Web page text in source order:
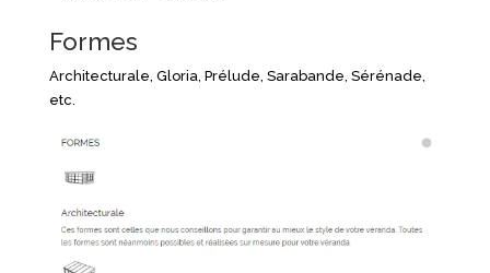
Formes
Architecturale, Gloria, Prélude, Sarabande, Sérénade,
etc.